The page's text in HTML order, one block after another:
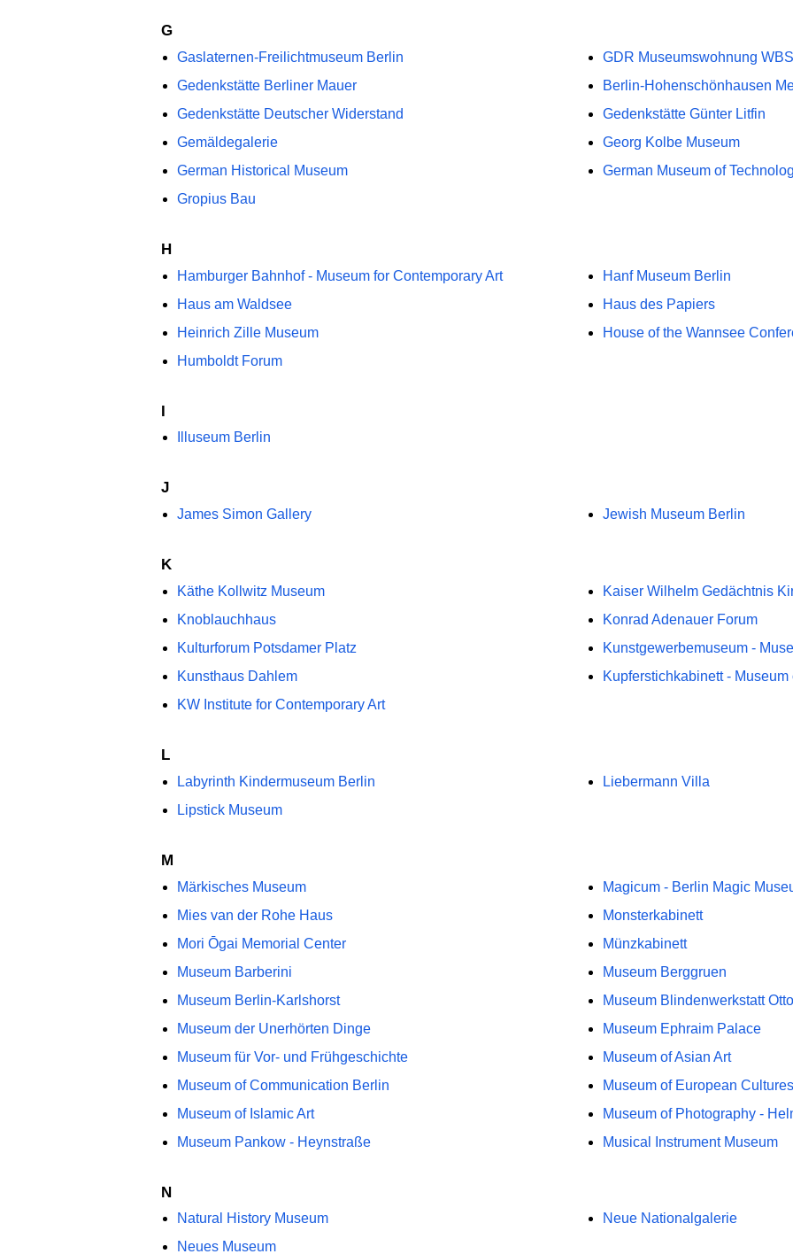
G
Gaslaternen-Freilichtmuseum Berlin
GDR Museumswohnung
Gedenkstätte Berliner Mauer
Berlin-Hohenschönhausen
Gedenkstätte Deutscher Widerstand
Gedenkstätte Günter Litfin
Gemäldegalerie
Georg Kolbe Museum
German Historical Museum
German Museum of
Gropius Bau
H
Hamburger Bahnhof - Museum for Contemporary Art
Hanf Museum Berlin
Haus am Waldsee
Haus des Papiers
Heinrich Zille Museum
House of the Wannsee
Humboldt Forum
I
Illuseum Berlin
J
James Simon Gallery Jewish Museum Berlin
K
Käthe Kollwitz Museum
Kaiser Wilhelm Gedächtnis
Knoblauchhaus
Konrad Adenauer Forum
Kulturforum Potsdamer Platz
Kunstgewerbemuseum -
Kunsthaus Dahlem
Kupferstichkabinett -
KW Institute for Contemporary Art
L
Labyrinth Kindermuseum Berlin
Liebermann Villa
Lipstick Museum
M
Märkisches Museum
Magicum - Berlin Magic
Mies van der Rohe Haus
Monsterkabinett
Mori Ōgai Memorial Center
Münzkabinett
Museum Barberini
Museum Berggruen
Museum Berlin-Karlshorst
Museum Blindenwerkstatt
Museum der Unerhörten Dinge
Museum Ephraim Palace
Museum für Vor- und Frühgeschichte
Museum of Asian Art
Museum of Communication Berlin
Museum of European Cultures
Museum of Islamic Art
Museum of Photography -
Museum Pankow - Heynstraße
Musical Instrument Museum
N
Natural History Museum
Neue Nationalgalerie
Neues Museum